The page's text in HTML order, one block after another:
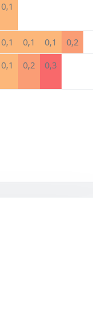
0,1
0,1 0,1 0,1 0,2
0,1 0,2 0,3